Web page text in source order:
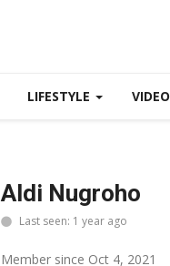
LIFESTYLE VIDEO
Aldi Nugroho
Last seen: 1 year ago
Member since Oct 4, 2021